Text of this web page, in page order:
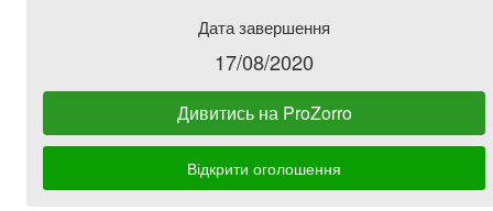
Дата завершення
17/08/2020
Дивитись на ProZorro
Відкрити оголошення